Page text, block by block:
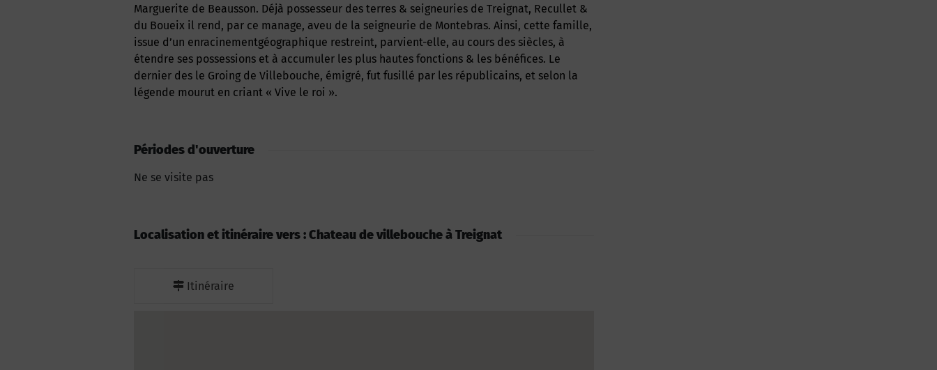
Marguerite de Beausson. Déjà possesseur des terres & seigneuries de Treignat, Recullet &
du Boueix il rend, par ce manage, aveu de la seigneurie de Montebras. Ainsi, cette famille,
issue d’un enracinementgéographique restreint, parvient-elle, au cours des siècles, à
étendre ses possessions et à accumuler les plus hautes fonctions & les bénéfices. Le
dernier des le Groing de Villebouche, émigré, fut fusillé par les républicains, et selon la
légende mourut en criant « Vive le roi ».
Périodes d'ouverture
Ne se visite pas
Localisation et itinéraire vers : Chateau de villebouche à Treignat
Itinéraire